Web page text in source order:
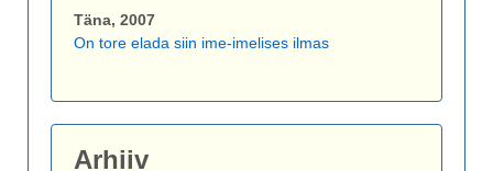
Täna, 2007
On tore elada siin ime-imelises ilmas
Arhiiv